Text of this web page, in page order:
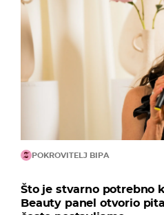
POKROVITELJ BIPA
Što je stvarno potrebno
Beauty panel otvorio